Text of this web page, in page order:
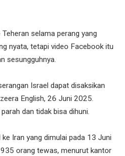
selama perang yang
nyata, tetapi video Facebook itu
sesungguhnya.
Israel dapat disaksikan
English, 26 Juni 2025.
dan tidak bisa dihuni.
Iran yang dimulai pada 13 Juni
orang tewas, menurut kantor